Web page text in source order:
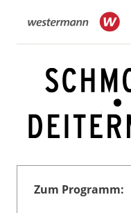
Zum Programm: